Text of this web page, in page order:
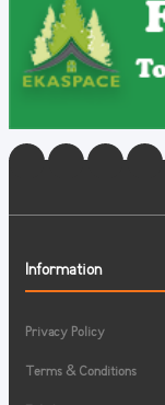
Information
Privacy Policy
Terms & Conditions